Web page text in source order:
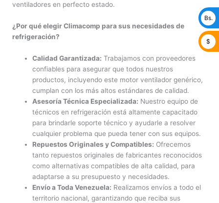
ventiladores en perfecto estado.
¿Por qué elegir Climacomp para sus necesidades de
refrigeración?
Calidad Garantizada: Trabajamos con proveedores
confiables para asegurar que todos nuestros
productos, incluyendo este motor ventilador genérico,
cumplan con los más altos estándares de calidad.
Asesoría Técnica Especializada: Nuestro equipo de
técnicos en refrigeración está altamente capacitado
para brindarle soporte técnico y ayudarle a resolver
cualquier problema que pueda tener con sus equipos.
Repuestos Originales y Compatibles: Ofrecemos
tanto repuestos originales de fabricantes reconocidos
como alternativas compatibles de alta calidad, para
adaptarse a su presupuesto y necesidades.
Envío a Toda Venezuela: Realizamos envíos a todo el
territorio nacional, garantizando que reciba sus
Bs.
$